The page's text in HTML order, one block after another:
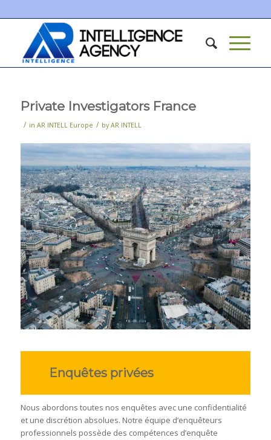
Private Investigators France
/ in AR INTELL Europe / by AR INTELL
Enquêtes privées
Nous abordons toutes nos enquêtes avec une confidentialité
et une discrétion absolues. Notre équipe d’enquêteurs
professionnels possède des compétences d’enquête